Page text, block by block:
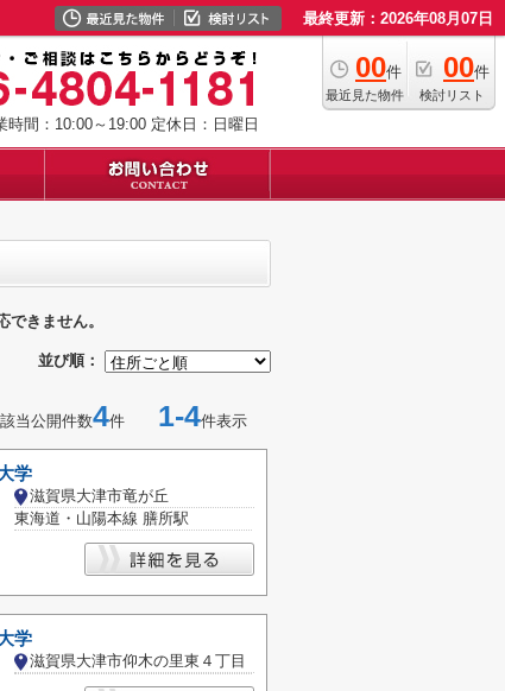
最終更新：2026年08月07日
00件
最近見た物件
00件
検討リスト
時間：10:00～19:00 定休日：日曜日
きません。
並び順：
該当公開件数4件 1-4件表示
学
滋賀県大津市竜が丘
東海道・山陽本線 膳所駅
学
滋賀県大津市仰木の里東４丁目